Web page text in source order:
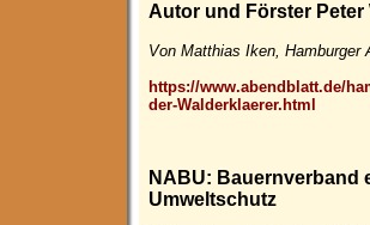
Autor und Förster Peter
Von Matthias Iken, Hamburger
https://www.abendblatt.de/
der-Walderklaerer.html
NABU: Bauernverband
Umweltschutz